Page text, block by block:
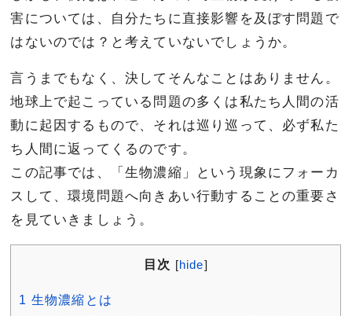
害については、自分たちに直接影響を及ぼす問題で
はないのでは？と考えていないでしょうか。
言うまでもなく、決してそんなことはありません。
地球上で起こっている問題の多くは私たち人間の活
動に起因するもので、それは巡り巡って、必ず私た
ち人間に返ってくるのです。
この記事では、「生物濃縮」という現象にフォーカ
スして、環境問題へ向きあい行動することの重要さ
を見ていきましょう。
目次 [hide]
1 生物濃縮とは